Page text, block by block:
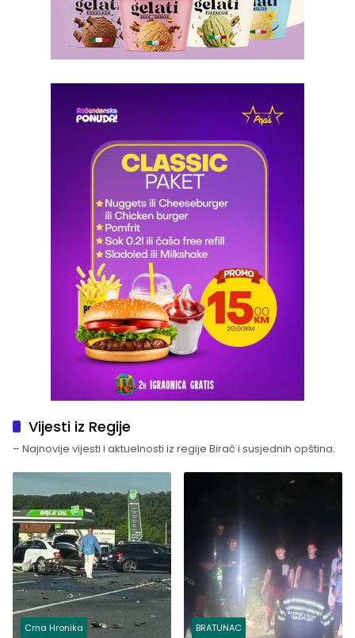
Vijesti iz Regije
– Najnovije vijesti i aktuelnosti iz regije Birač i susjednih opština.
Crna Hronika BRATUNAC